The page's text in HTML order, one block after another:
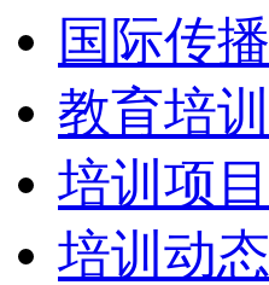
国际传播
教育培训
培训项目
培训动态